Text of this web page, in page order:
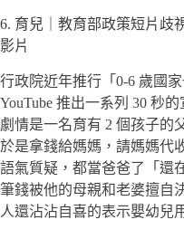
6. 育兒｜教育部政策短片歧
影片
行政院近年推行「0-6 歲國
YouTube 推出一系列 30 秒
劇情是一名育有 2 個孩子的
於是拿錢給媽媽，請媽媽代
語氣質疑，都當爸爸了「還
筆錢被他的母親和老婆擅自
人還沾沾自喜的表示嬰幼兒